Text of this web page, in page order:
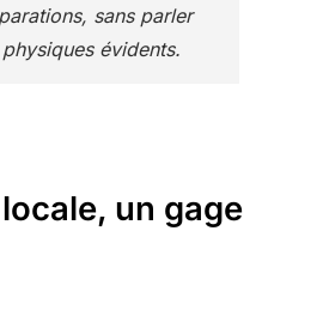
sans parler
évidents.
un gage